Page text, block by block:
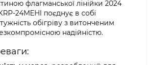
флагманської лінійки 2024
24MEHI поєднує в собі
обігріву з витонченим
надійністю.